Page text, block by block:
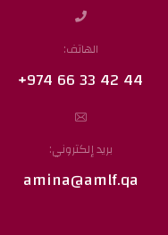
الهاتف:
44 42 33 66 974+
بريد إلكتروني:
amina@amlf.qa